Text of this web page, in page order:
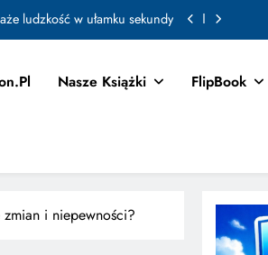
ludzkość w ułamku sekundy
Celów w Codziennym Życiu
ludzkość w ułamku sekundy
Myślokształty Powodzenia
Nasze Książki FlipBook
i niepewności?